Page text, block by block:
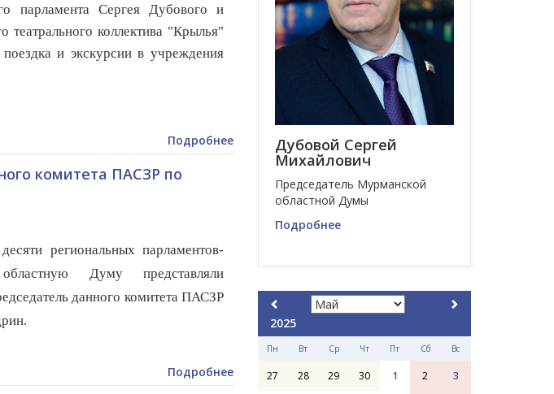
парламента Сергея Дубового и
коллектива "Крылья"
и экскурсии в учреждения
Подробнее
комитета ПАСЗР по
региональных парламентов-
Думу представляли
данного комитета ПАСЗР
Подробнее
Дубовой Сергей
Михайлович
Председатель Мурманской
областной Думы
Подробнее
2025
Пн Вт Ср Чт Пт Сб Вс
27 28 29 30 1 2 3